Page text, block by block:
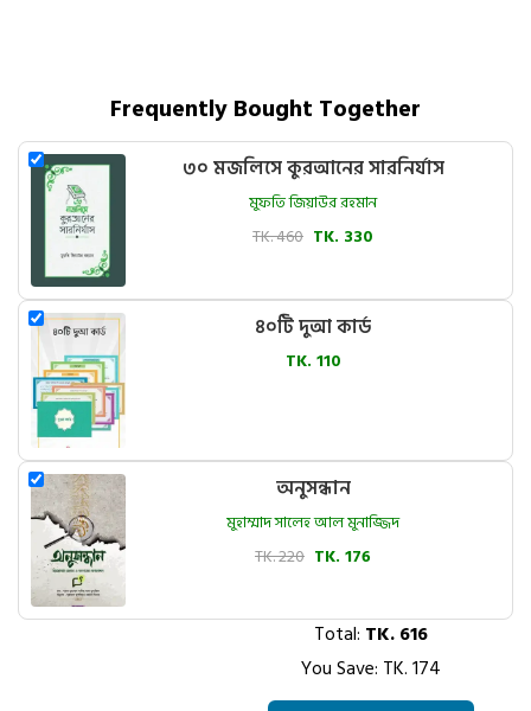
Frequently Bought Together
৩০ মজলিসে কুরআনের সারনির্যাস
মুফতি জিয়াউর রহমান
TK. 460 TK. 330
৪০টি দুআ কার্ড
TK. 110
অনুসন্ধান
মুহাম্মাদ সালেহ আল মুনাজ্জিদ
TK. 220 TK. 176
Total: TK.616
You Save: TK.174